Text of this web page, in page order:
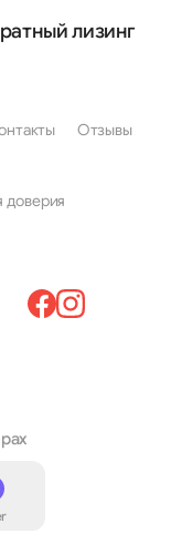
лизинг
Отзывы
доверия